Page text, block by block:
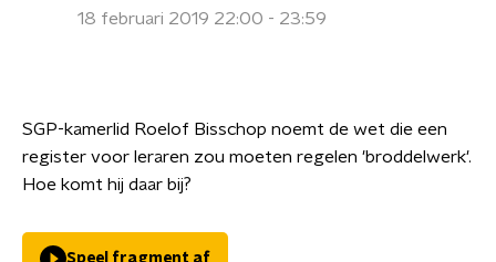
18 februari 2019 22:00 - 23:59
SGP-kamerlid Roelof Bisschop noemt de wet die een
register voor leraren zou moeten regelen 'broddelwerk'.
Hoe komt hij daar bij?
Speel fragment af